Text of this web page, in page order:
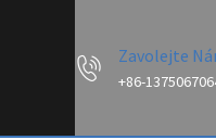
Zavolejte
+86-